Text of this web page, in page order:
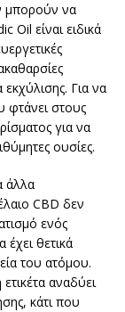
μπορούν να
Oil είναι ειδικά
Για να
φτάνει στους
για να
ουσίες.
άλλα
CBD δεν
ενός
θετικά
του ατόμου.
αναδύει
κάτι που